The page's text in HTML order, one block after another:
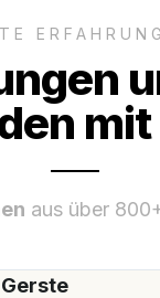
aus über